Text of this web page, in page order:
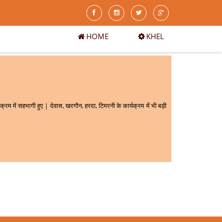
HOME KHEL
में सहभागी हुए | देवास, खरगौन, हरदा, टिमरनी के कार्यक्रम में भी बड़ी